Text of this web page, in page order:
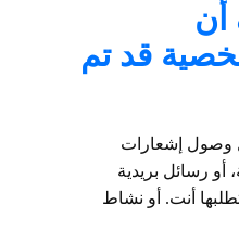
أن
قد تم
وصول إشعارات
رسائل بريدية
أنت. أو نشاط